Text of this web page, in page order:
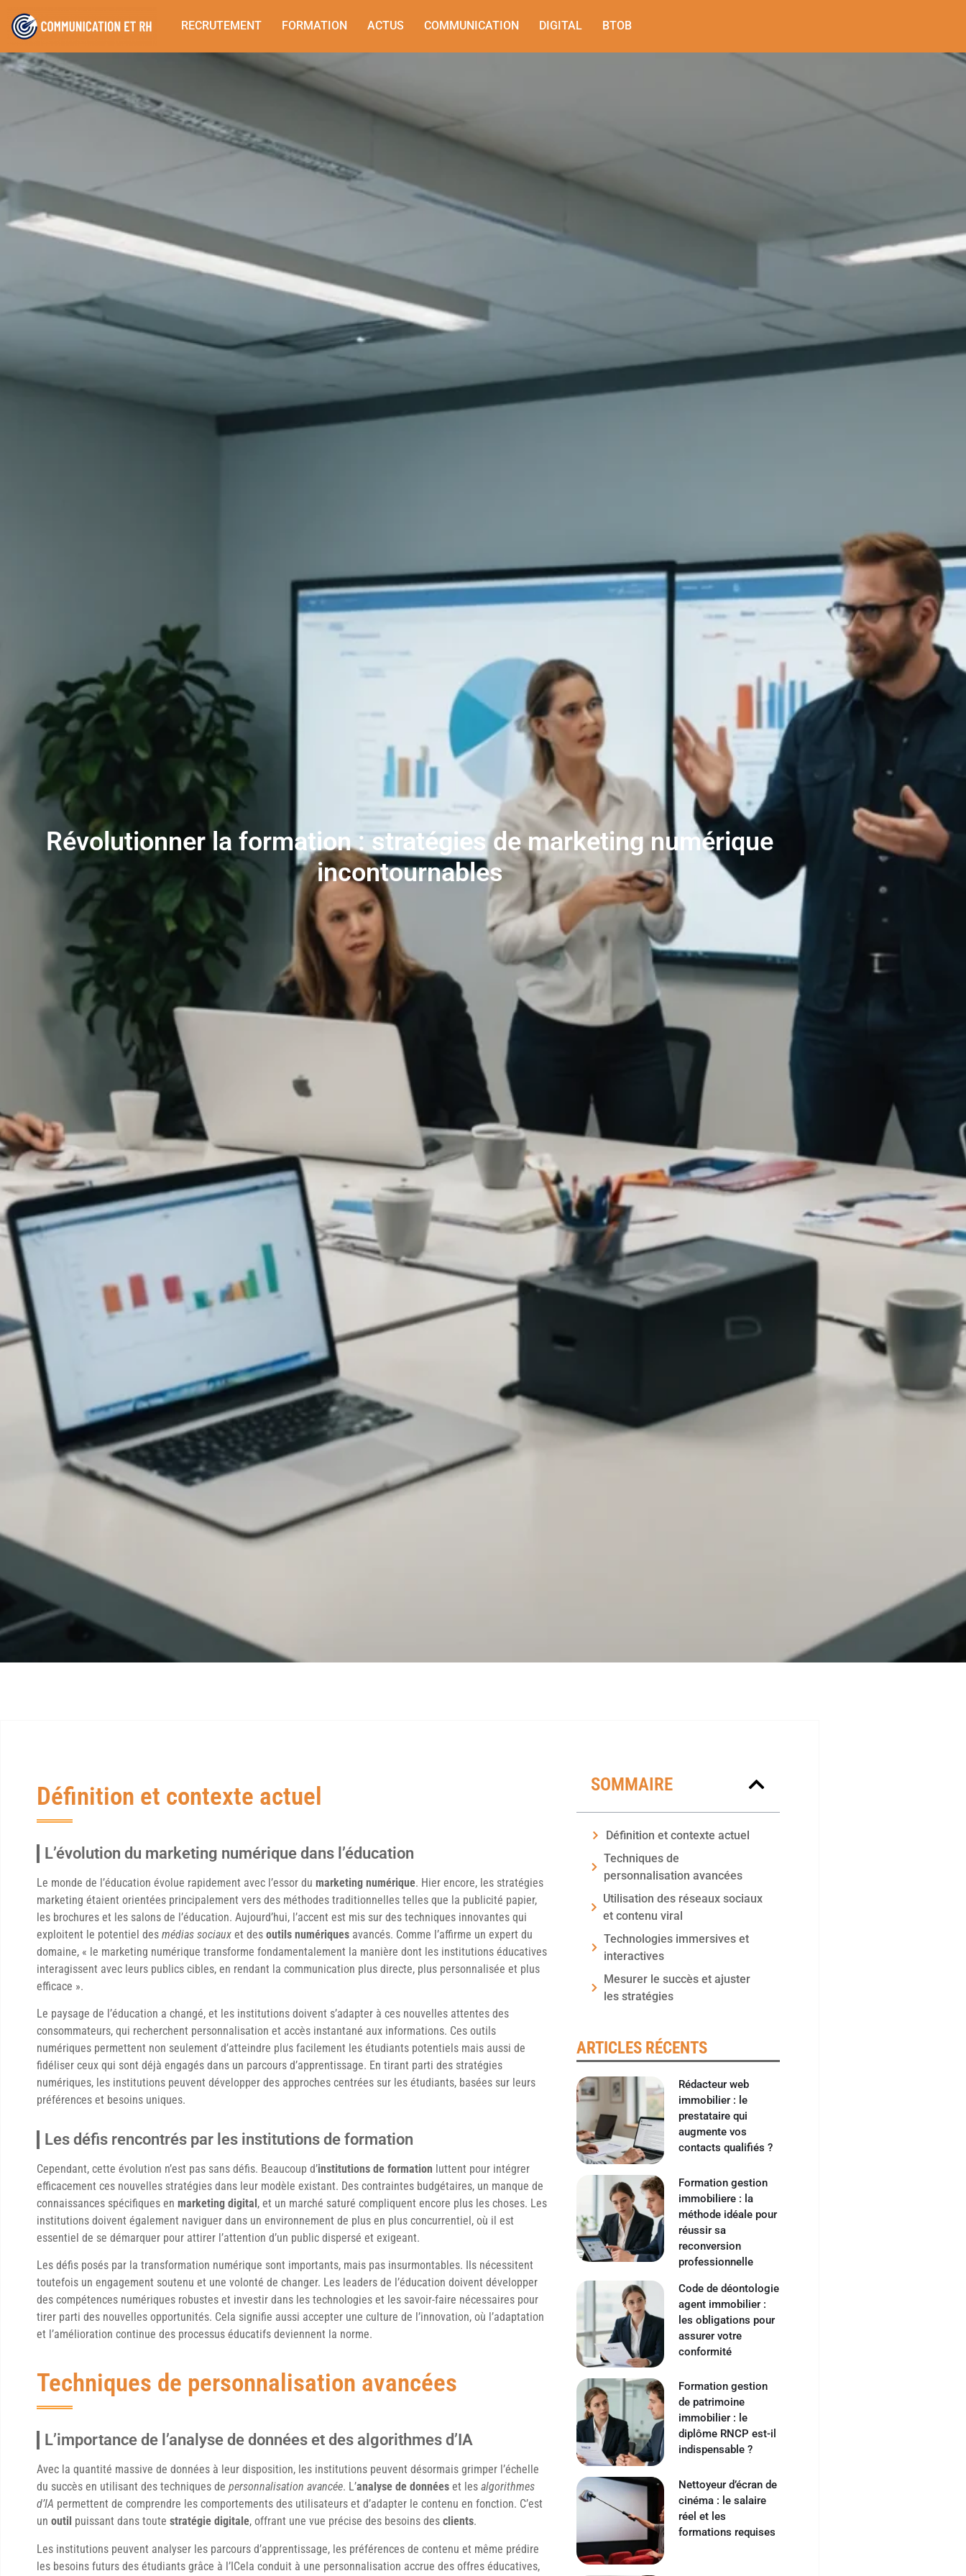
RECRUTEMENT FORMATION ACTUS COMMUNICATION DIGITAL BTOB
Révolutionner la formation : stratégies de marketing numérique
incontournables
Définition et contexte actuel
L’évolution du marketing numérique dans l’éducation
Le monde de l’éducation évolue rapidement avec l’essor du marketing numérique. Hier encore, les stratégies
marketing étaient orientées principalement vers des méthodes traditionnelles telles que la publicité papier,
les brochures et les salons de l’éducation. Aujourd’hui, l’accent est mis sur des techniques innovantes qui
exploitent le potentiel des médias sociaux et des outils numériques avancés. Comme l’affirme un expert du
domaine, « le marketing numérique transforme fondamentalement la manière dont les institutions éducatives
interagissent avec leurs publics cibles, en rendant la communication plus directe, plus personnalisée et plus
efficace ».
Le paysage de l’éducation a changé, et les institutions doivent s’adapter à ces nouvelles attentes des
consommateurs, qui recherchent personnalisation et accès instantané aux informations. Ces outils
numériques permettent non seulement d’atteindre plus facilement les étudiants potentiels mais aussi de
fidéliser ceux qui sont déjà engagés dans un parcours d’apprentissage. En tirant parti des stratégies
numériques, les institutions peuvent développer des approches centrées sur les étudiants, basées sur leurs
préférences et besoins uniques.
Les défis rencontrés par les institutions de formation
Cependant, cette évolution n’est pas sans défis. Beaucoup d’institutions de formation luttent pour intégrer
efficacement ces nouvelles stratégies dans leur modèle existant. Des contraintes budgétaires, un manque de
connaissances spécifiques en marketing digital, et un marché saturé compliquent encore plus les choses. Les
institutions doivent également naviguer dans un environnement de plus en plus concurrentiel, où il est
essentiel de se démarquer pour attirer l’attention d’un public dispersé et exigeant.
Les défis posés par la transformation numérique sont importants, mais pas insurmontables. Ils nécessitent
toutefois un engagement soutenu et une volonté de changer. Les leaders de l’éducation doivent développer
des compétences numériques robustes et investir dans les technologies et les savoir-faire nécessaires pour
tirer parti des nouvelles opportunités. Cela signifie aussi accepter une culture de l’innovation, où l’adaptation
et l’amélioration continue des processus éducatifs deviennent la norme.
Techniques de personnalisation avancées
L’importance de l’analyse de données et des algorithmes d’IA
Avec la quantité massive de données à leur disposition, les institutions peuvent désormais grimper l’échelle
du succès en utilisant des techniques de personnalisation avancée. L’analyse de données et les algorithmes
d’IA permettent de comprendre les comportements des utilisateurs et d’adapter le contenu en fonction. C’est
un outil puissant dans toute stratégie digitale, offrant une vue précise des besoins des clients.
Les institutions peuvent analyser les parcours d’apprentissage, les préférences de contenu et même prédire
les besoins futurs des étudiants grâce à l’ICela conduit à une personnalisation accrue des offres éducatives,
SOMMAIRE
Définition et contexte actuel
Techniques de
personnalisation avancées
Utilisation des réseaux sociaux
et contenu viral
Technologies immersives et
interactives
Mesurer le succès et ajuster
les stratégies
ARTICLES RÉCENTS
Rédacteur web
immobilier : le
prestataire qui
augmente vos
contacts qualifiés ?
Formation gestion
immobiliere : la
méthode idéale pour
réussir sa
reconversion
professionnelle
Code de déontologie
agent immobilier :
les obligations pour
assurer votre
conformité
Formation gestion
de patrimoine
immobilier : le
diplôme RNCP est-il
indispensable ?
Nettoyeur d’écran de
cinéma : le salaire
réel et les
formations requises